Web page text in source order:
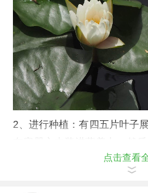
2、进行种植：有四五片叶子
进去，轻轻地压紧土壤，然后
点击查看